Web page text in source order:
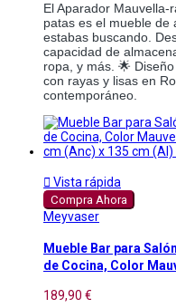
El Aparador
patas es el mueble de
estabas buscando.
capacidad de
ropa, y más. 🌟
con rayas y lisas en
contemporáneo.
 Vista rápida
Compra Ahora
Meyvaser
Mueble Bar para
de Cocina, Color
189,90 €